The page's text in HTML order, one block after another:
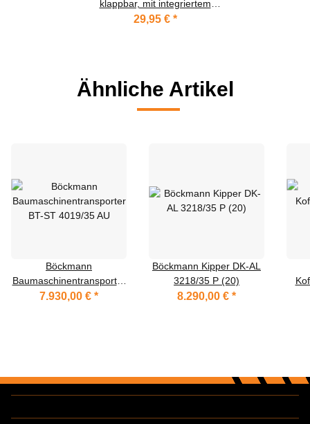
klappbar, mit integriertem
Riegel
29,95 € *
Ähnliche Artikel
Böckmann
Baumaschinentransporter
BT-ST 4019/35 AU
7.930,00 € *
Böckmann Kipper DK-AL
3218/35 P (20)
8.290,00 € *